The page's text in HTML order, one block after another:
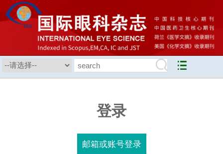
登录
邮箱或账号登录